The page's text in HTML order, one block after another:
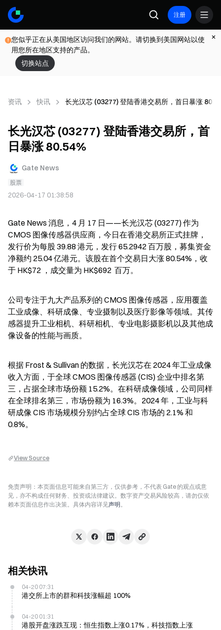
注册
您似乎正在从美国地区访问我们的网站。请切换到美国网站以使
用您所在地区支持的产品。
切换站点
资讯 快讯 长光汉芯 (03277) 登陆香港交易所，首日暴涨
长光汉芯 (03277) 登陆香港交易所，首
日暴涨 80.54%
Gate News
股票
2026-04-17 01:38:58
Gate News 消息，4 月 17 日——长光汉芯 (03277) 作为
CMOS 图像传感器供应商，今日在香港交易所正式挂牌，
发行价为每股 39.88 港元，发行 65.2942 百万股，募集资金
净额约 25.04 亿港元。该股在首个交易日大涨 80.54%，收
于 HK$72 ，成交量为 HK$692  百万。
公司专注于九大产品系列的 CMOS 图像传感器，应用覆盖
工业成像、科研成像、专业摄制以及医疗影像等领域。其传
感器提升工业相机、科研相机、专业电影摄影机以及其他成
像设备的性能与画质。
根据 Frost & Sullivan 的数据，长光汉芯在 2024 年工业成像
收入方面，于全球 CMOS 图像传感器 (CIS) 企业中排名第
三，占据全球市场份额 15.2%。在科研成像领域，公司同样
在全球排名第三，市场份额为 16.3%。2024 年，工业与科
研成像 CIS 市场规模分别约占全球 CIS 市场的 2.1% 和
0.8%。
View Source
免责声明：本页面信息可能来自第三方，仅供参考，不代表 Gate 的观点或意
见，亦不构成任何财务、投资或法律建议。数字资产交易风险较高，请勿仅依
赖本页面信息作出决策。具体内容详见声明。
相关快讯
04-20 07:31
港交所上市的群和科技涨幅超 100%
04-20 01:31
港股开盘涨跌互现：恒生指数上涨0.17%，科技指数上涨